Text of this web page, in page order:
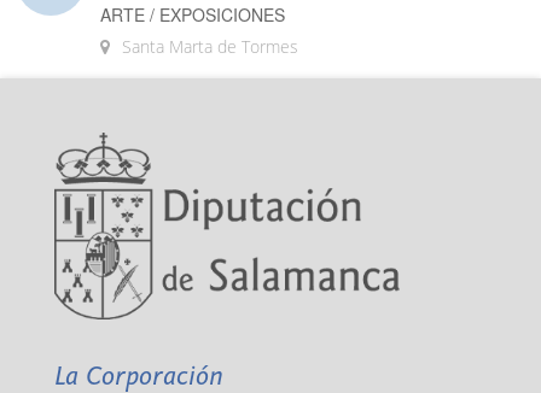
ARTE / EXPOSICIONES
Santa Marta de Tormes
La Corporación